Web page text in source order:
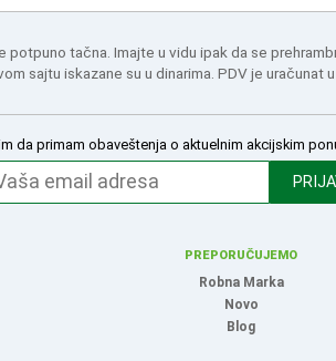
tačna. Imajte u vidu ipak da se
sajtu iskazane su u dinarima. PDV je
da primam obaveštenja o aktuelnim akcijskim
PREPORUČUJEMO
Robna Marka
Novo
Blog